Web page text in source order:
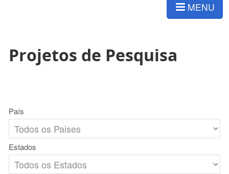
MENU
Projetos de Pesquisa
País
Estados